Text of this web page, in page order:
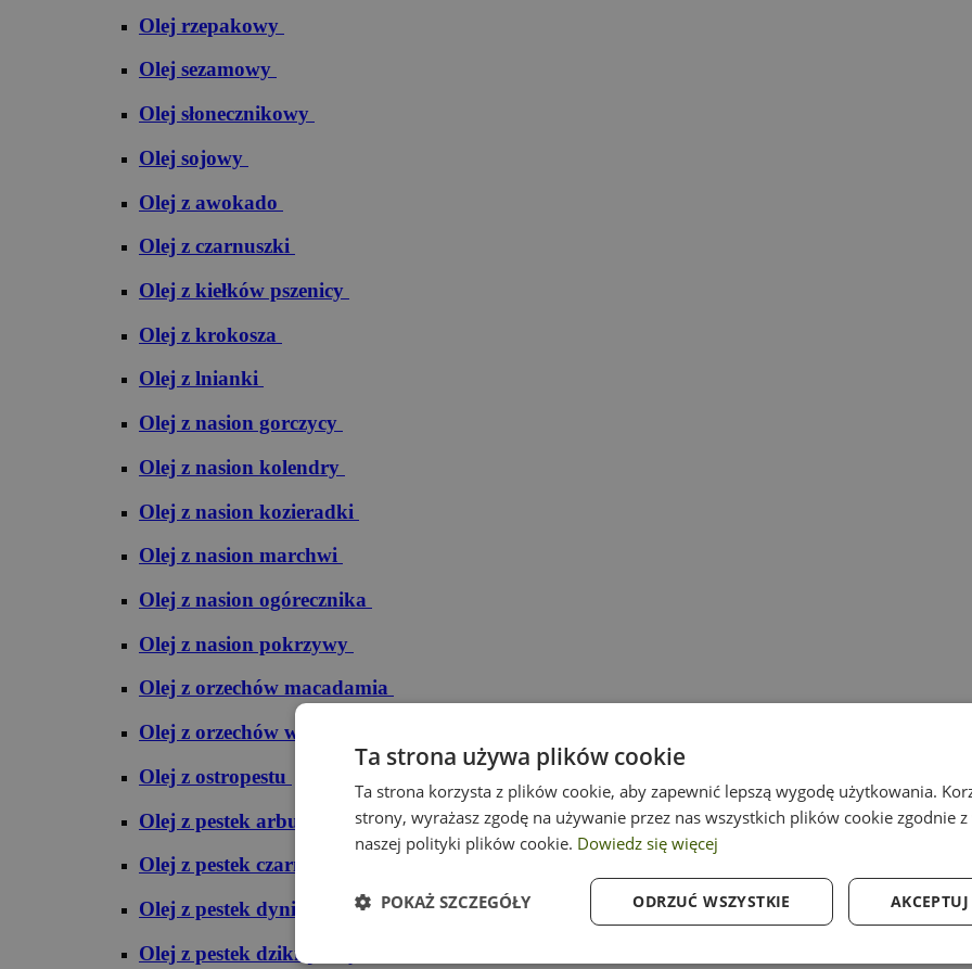
Olej rzepakowy
Olej sezamowy
Olej słonecznikowy
Olej sojowy
Olej z awokado
Olej z czarnuszki
Olej z kiełków pszenicy
Olej z krokosza
Olej z lnianki
Olej z nasion gorczycy
Olej z nasion kolendry
Olej z nasion kozieradki
Olej z nasion marchwi
Olej z nasion ogórecznika
Olej z nasion pokrzywy
Olej z orzechów macadamia
Olej z orzechów włoskich
Olej z ostropestu
Olej z pestek arbuza
Olej z pestek czarnej porzeczki
Olej z pestek dyni
Olej z pestek dzikiej róży
Ta strona używa plików cookie
Ta strona korzysta z plików cookie, aby zapewnić lepszą wygodę użytkowania.
strony, wyrażasz zgodę na używanie przez nas wszystkich plików cookie zgodnie
naszej polityki plików cookie. Dowiedz się więcej
ODRZUĆ WSZYSTKIE
POKAŻ SZCZEGÓŁY